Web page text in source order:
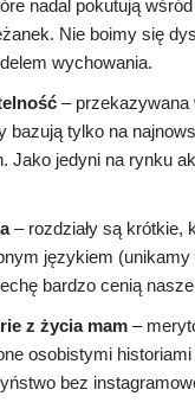
nadal pokutują
Nie boimy się
wychowania.
– przekazywana
bazują tylko na
Jako jedyni na rynku
– rozdziały są krótkie,
językiem
bardzo cenią
z życia mam –
osobistymi
bez